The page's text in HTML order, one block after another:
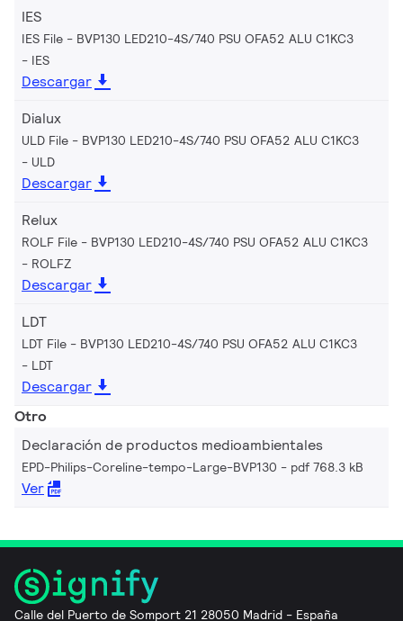
IES
IES File - BVP130 LED210-4S/740 PSU OFA52 ALU C1KC3
IES
Descargar
Dialux
ULD File - BVP130 LED210-4S/740 PSU OFA52 ALU C1KC3
ULD
Descargar
Relux
ROLF File - BVP130 LED210-4S/740 PSU OFA52 ALU C1KC3
ROLFZ
Descargar
LDT
LDT File - BVP130 LED210-4S/740 PSU OFA52 ALU C1KC3
LDT
Descargar
Otro
Declaración de productos medioambientales
EPD-Philips-Coreline-tempo-Large-BVP130 pdf 768.3 kB
Ver
Calle del Puerto de Somport 21 28050 Madrid - España